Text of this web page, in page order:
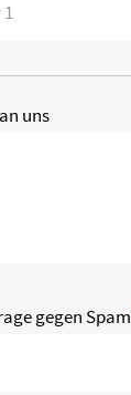
uns
gegen Spam